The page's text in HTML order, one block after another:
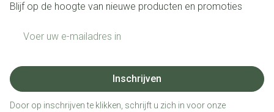
Blijf op de hoogte van nieuwe producten en promoties
Inschrijven
Door op inschrijven te klikken, schrijft u zich in voor onze